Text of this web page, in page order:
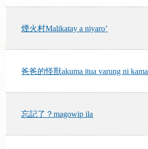
煙火村Malikatay a niyaro’
爸爸的怪獸akuma itua varung ni kama
忘記了？magowip ila